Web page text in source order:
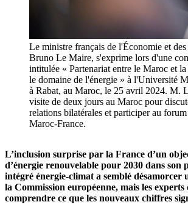
Le ministre français de l'Économie et des
Bruno Le Maire, s'exprime lors d'une
intitulée « Partenariat entre le Maroc et la
le domaine de l'énergie » à l'Université
à Rabat, au Maroc, le 25 avril 2024. M.
visite de deux jours au Maroc pour
relations bilatérales et participer au
Maroc-France.
L’inclusion surprise par la France d’un
d’énergie renouvelable pour 2030 dans son
intégré énergie-climat a semblé désamorcer
la Commission européenne, mais les
comprendre ce que les nouveaux chiffres